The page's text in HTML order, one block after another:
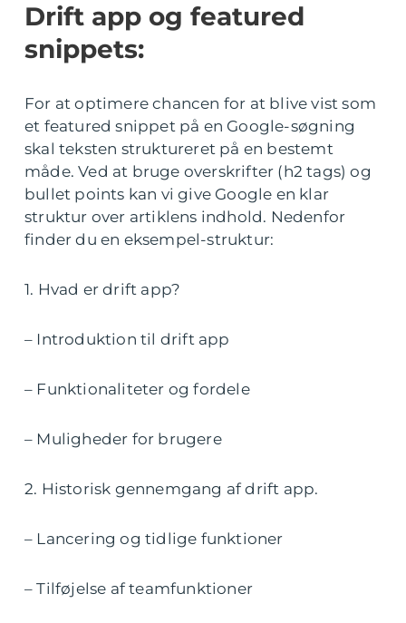
Drift app og featured
snippets:
For at optimere chancen for at blive vist som
et featured snippet på en Google-søgning
skal teksten struktureret på en bestemt
måde. Ved at bruge overskrifter (h2 tags) og
bullet points kan vi give Google en klar
struktur over artiklens indhold. Nedenfor
finder du en eksempel-struktur:
1. Hvad er drift app?
– Introduktion til drift app
– Funktionaliteter og fordele
– Muligheder for brugere
2. Historisk gennemgang af drift app.
– Lancering og tidlige funktioner
– Tilføjelse af teamfunktioner